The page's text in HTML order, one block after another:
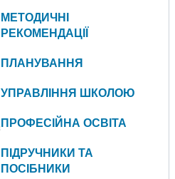
МЕТОДИЧНІ
РЕКОМЕНДАЦІЇ
ПЛАНУВАННЯ
УПРАВЛІННЯ ШКОЛОЮ
ПРОФЕСІЙНА ОСВІТА
ПІДРУЧНИКИ ТА
ПОСІБНИКИ